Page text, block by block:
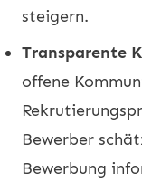
steigern.
Transparente
offene
Bewerber
Bewerbung